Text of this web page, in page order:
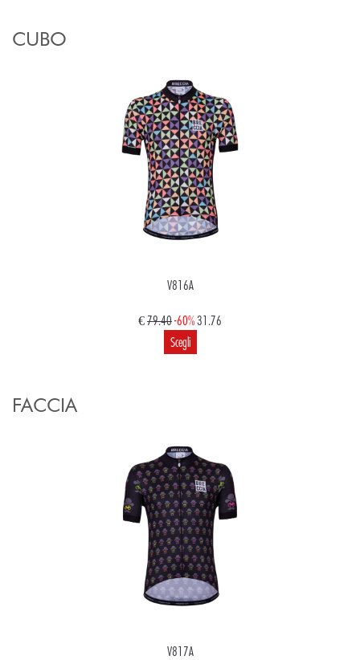
CUBO
V816A
€79.40-60%31.76
Scegli
FACCIA
V817A